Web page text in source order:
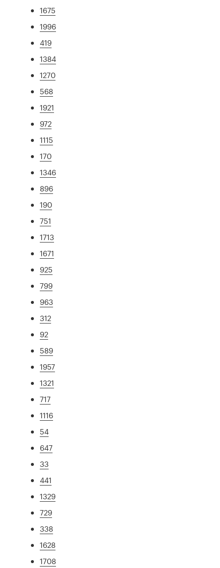
1675
1996
419
1384
1270
568
1921
972
1115
170
1346
896
190
751
1713
1671
925
799
963
312
92
589
1957
1321
717
1116
54
647
33
441
1329
729
338
1628
1708